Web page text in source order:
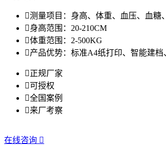
测量项目： 身高、体重、血压、血糖
身高范围： 20-210CM
体重范围： 2-500KG
产品优势： 标准A4纸打印、智能建档
正规厂家
可授权
全国案例
来厂考察
在线咨询 